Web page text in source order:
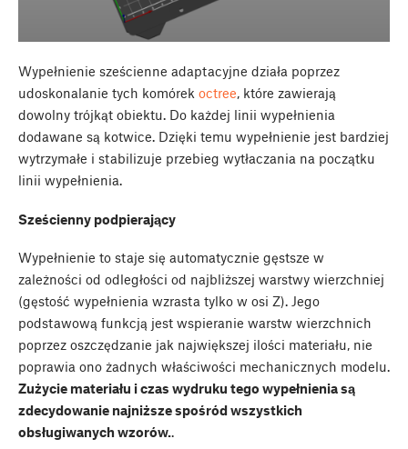
Wypełnienie sześcienne adaptacyjne działa poprzez
udoskonalanie tych komórek octree, które zawierają
dowolny trójkąt obiektu. Do każdej linii wypełnienia
dodawane są kotwice. Dzięki temu wypełnienie jest bardziej
wytrzymałe i stabilizuje przebieg wytłaczania na początku
linii wypełnienia.
Sześcienny podpierający
Wypełnienie to staje się automatycznie gęstsze w
zależności od odległości od najbliższej warstwy wierzchniej
(gęstość wypełnienia wzrasta tylko w osi Z). Jego
podstawową funkcją jest wspieranie warstw wierzchnich
poprzez oszczędzanie jak największej ilości materiału, nie
poprawia ono żadnych właściwości mechanicznych modelu.
Zużycie materiału i czas wydruku tego wypełnienia są
zdecydowanie najniższe spośród wszystkich
obsługiwanych wzorów..